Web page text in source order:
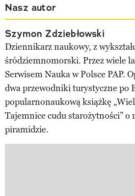
Nasz autor
Szymon Zdziebłowski
Dziennikarz naukowy, z
śródziemnomorski. Przez wiele
Serwisem Nauka w Polsce PAP.
dwa przewodniki turystyczne po
popularnonaukową książkę
Tajemnice cudu starożytności” o
piramidzie.